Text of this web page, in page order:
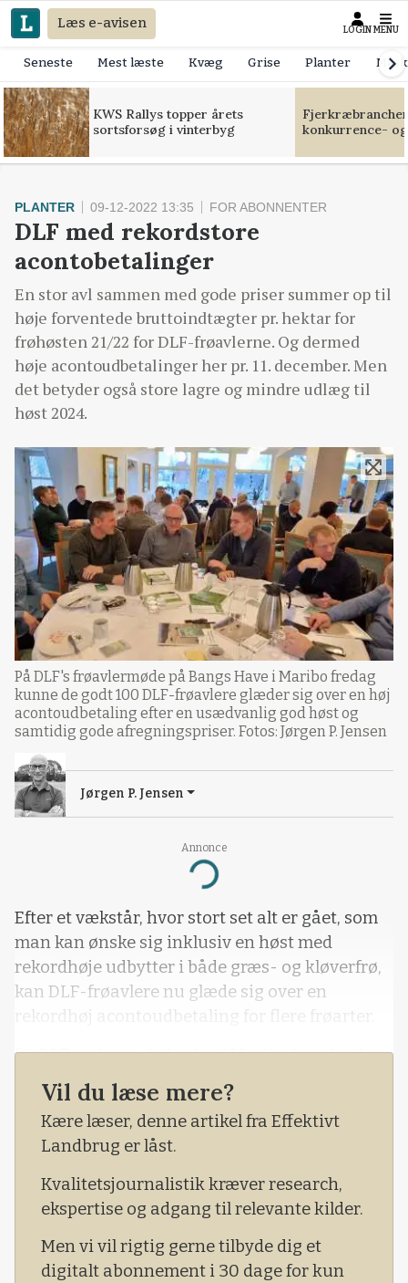
Læs e-avisen LOGIN MENU
Seneste Mest læste Kvæg Grise Planter
KWS Rallys topper årets
sortsforsøg i vinterbyg
konkurrence-
Annonce
Loading...
PLANTER 09-12-2022 13:35 FOR ABONNENTER
DLF med rekordstore
acontobetalinger
En stor avl sammen med gode priser summer op til
høje forventede bruttoindtægter pr. hektar for
frøhøsten 21/22 for DLF-frøavlerne. Og dermed
høje acontoudbetalinger her pr. 11. december. Men
det betyder også store lagre og mindre udlæg til
høst 2024.
På DLF's frøavlermøde på Bangs Have i Maribo fredag
kunne de godt 100 DLF-frøavlere glæder sig over en høj
acontoudbetaling efter en usædvanlig god høst og
samtidig gode afregningspriser. Fotos: Jørgen P. Jensen
Jørgen P. Jensen
Efter et vækstår, hvor stort set alt er gået, som
man kan ønske sig inklusiv en høst med
rekordhøje udbytter i både græs- og kløverfrø,
kan DLF-frøavlere nu glæde sig over en
rekordhøj acontoudbetaling for flere frøarter.
På DLF-avlermøde fredag i Maribo fremlagde
avlsdirektør Jørn Lund Kristensen de
forventede bruttoindtægter pr. hektar ud fra de
forventede afregningspriser pr. kg for de
enkelte frøarter.
Vil du læse mere?
Kære læser, denne artikel fra Effektivt
Landbrug er låst.
Kvalitetsjournalistik kræver research,
ekspertise og adgang til relevante kilder.
Men vi vil rigtig gerne tilbyde dig et
digitalt abonnement i 30 dage for kun